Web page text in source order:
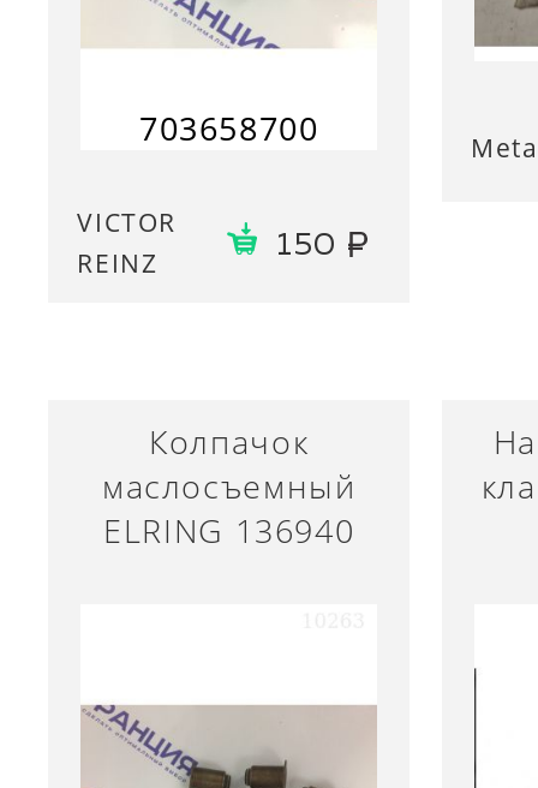
703658700
VICTOR
REINZ
150
Колпачок
маслосъемный
ELRING 136940